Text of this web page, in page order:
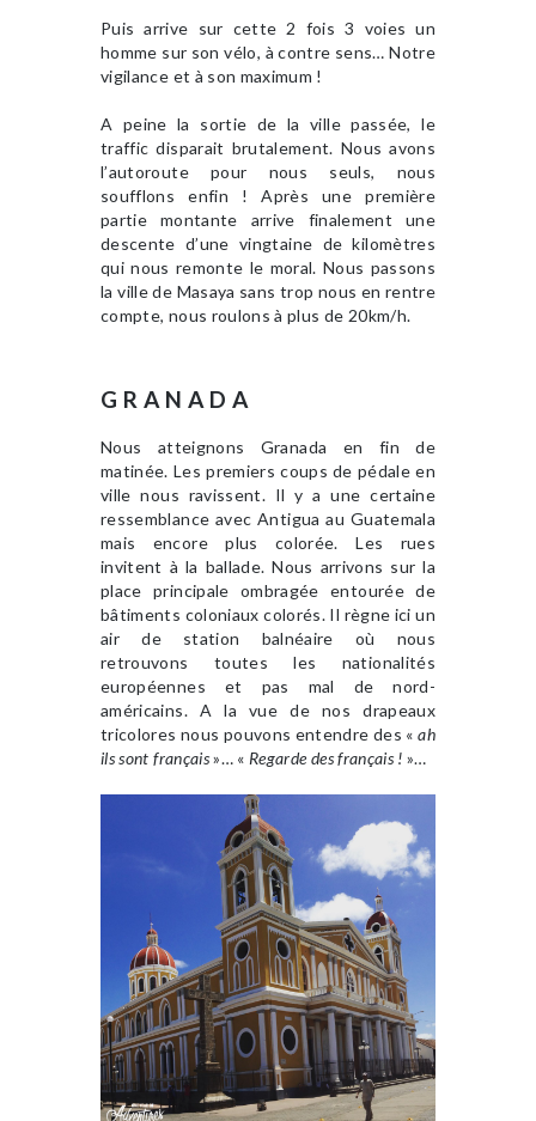
Puis arrive sur cette 2 fois 3 voies un
homme sur son vélo, à contre sens… Notre
vigilance et à son maximum !
A peine la sortie de la ville passée, le
traffic disparait brutalement. Nous avons
l’autoroute pour nous seuls, nous
soufflons enfin ! Après une première
partie montante arrive finalement une
descente d’une vingtaine de kilomètres
qui nous remonte le moral. Nous passons
la ville de Masaya sans trop nous en rentre
compte, nous roulons à plus de 20km/h.
GRANADA
Nous atteignons Granada en fin de
matinée. Les premiers coups de pédale en
ville nous ravissent. Il y a une certaine
ressemblance avec Antigua au Guatemala
mais encore plus colorée. Les rues
invitent à la ballade. Nous arrivons sur la
place principale ombragée entourée de
bâtiments coloniaux colorés. Il règne ici un
air de station balnéaire où nous
retrouvons toutes les nationalités
européennes et pas mal de nord-
américains. A la vue de nos drapeaux
tricolores nous pouvons entendre des «ah
ils sont français»… « Regarde des français ! »…